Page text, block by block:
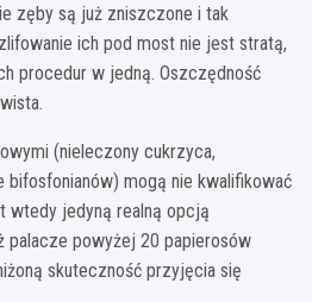
zęby są już zniszczone i tak
ich pod most nie jest stratą,
procedur w jedną. Oszczędność
(nieleczony cukrzyca,
mogą nie kwalifikować
wtedy jedyną realną opcją
palacze powyżej 20 papierosów
skuteczność przyjęcia się